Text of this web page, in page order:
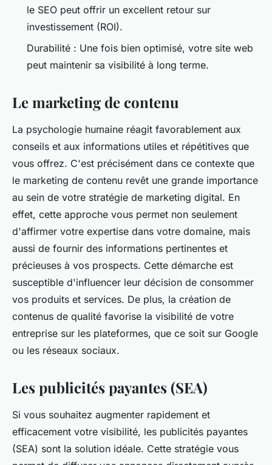
le SEO peut offrir un excellent retour sur
investissement (ROI).
Durabilité : Une fois bien optimisé, votre site web
peut maintenir sa visibilité à long terme.
Le marketing de contenu
La psychologie humaine réagit favorablement aux
conseils et aux informations utiles et répétitives que
vous offrez. C'est précisément dans ce contexte que
le marketing de contenu revêt une grande importance
au sein de votre stratégie de marketing digital. En
effet, cette approche vous permet non seulement
d'affirmer votre expertise dans votre domaine, mais
aussi de fournir des informations pertinentes et
précieuses à vos prospects. Cette démarche est
susceptible d'influencer leur décision de consommer
vos produits et services. De plus, la création de
contenus de qualité favorise la visibilité de votre
entreprise sur les plateformes, que ce soit sur Google
ou les réseaux sociaux.
Les publicités payantes (SEA)
Si vous souhaitez augmenter rapidement et
efficacement votre visibilité, les publicités payantes
(SEA) sont la solution idéale. Cette stratégie vous